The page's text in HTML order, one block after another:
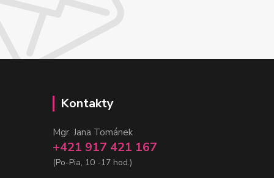
Kontakty
Mgr. Jana Tománek
+421 917 421 167
(Po-Pia, 10 -17 hod.)